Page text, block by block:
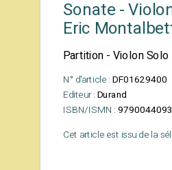
Sonate -
Eric
Partition - Violon Solo
N° d'article : DF01629400
Editeur : Durand
ISBN/ISMN :
Cet article est issu de la